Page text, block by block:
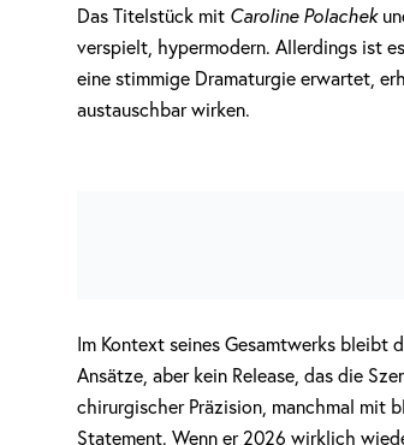
Das Titelstück mit Caroline Polachek
verspielt, hypermodern. Allerdings ist
eine stimmige Dramaturgie erwartet,
austauschbar wirken.
Im Kontext seines Gesamtwerks bleibt
Ansätze, aber kein Release, das die
chirurgischer Präzision, manchmal mit
Statement. Wenn er 2026 wirklich